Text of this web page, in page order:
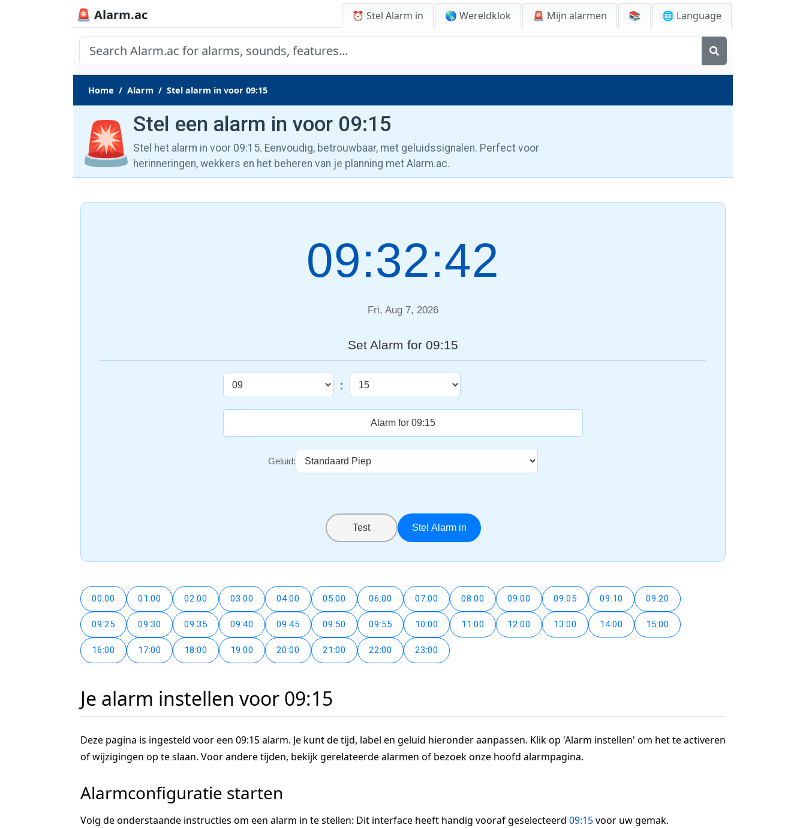
🚨 Alarm.ac ⏰ Stel Alarm in 🌎 Wereldklok 🚨 Mijn alarmen 📚 🌐 Language
Home Alarm Stel alarm in voor 09:15
🚨 Stel een alarm in voor 09:15
Stel het alarm in voor 09:15. Eenvoudig, betrouwbaar, met geluidssignalen. Perfect voor
herinneringen, wekkers en het beheren van je planning met Alarm.ac.
09:32:43
Fri, Aug 7, 2026
Set Alarm for 09:15
:
Geluid:
Test Stel Alarm in
00:00 01:00 02:00 03:00 04:00 05:00 06:00 07:00 08:00 09:00 09:05 09:10 09:20
09:25 09:30 09:35 09:40 09:45 09:50 09:55 10:00 11:00 12:00 13:00 14:00 15:00
16:00 17:00 18:00 19:00 20:00 21:00 22:00 23:00
Je alarm instellen voor 09:15
Deze pagina is ingesteld voor een 09:15 alarm. Je kunt de tijd, label en geluid hieronder aanpassen. Klik op 'Alarm instellen' om het te activeren
of wijzigingen op te slaan. Voor andere tijden, bekijk gerelateerde alarmen of bezoek onze hoofd alarmpagina.
Alarmconfiguratie starten
Volg de onderstaande instructies om een alarm in te stellen: Dit interface heeft handig vooraf geselecteerd 09:15voor uw gemak.